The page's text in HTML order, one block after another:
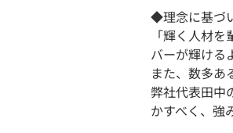
◆理念に基づ
「輝く人材
バーが輝ける
また、数多あ
弊社代表田中
かすべく、強